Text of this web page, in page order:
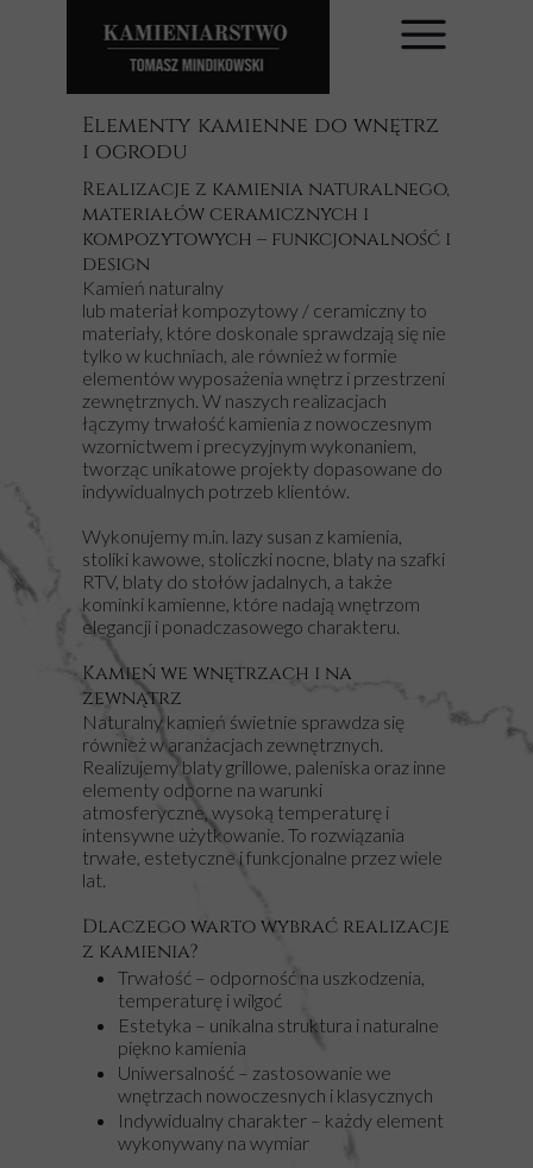
Realizacje z kamienia naturalnego,
materiałów ceramicznych i
kompozytowych – funkcjonalność i
design
Kamień naturalny
lub materiał kompozytowy / ceramiczny to
materiały, które doskonale sprawdzają się nie
tylko w kuchniach, ale również w formie
elementów wyposażenia wnętrz i przestrzeni
zewnętrznych. W naszych realizacjach
łączymy trwałość kamienia z nowoczesnym
wzornictwem i precyzyjnym wykonaniem,
tworząc unikatowe projekty dopasowane do
indywidualnych potrzeb klientów.
Wykonujemy m.in. lazy susan z kamienia,
stoliki kawowe, stoliczki nocne, blaty na szafki
RTV, blaty do stołów jadalnych, a także
kominki kamienne, które nadają wnętrzom
elegancji i ponadczasowego charakteru.
Kamień we wnętrzach i na
zewnątrz
Naturalny kamień świetnie sprawdza się
również w aranżacjach zewnętrznych.
Realizujemy blaty grillowe, paleniska oraz inne
elementy odporne na warunki
atmosferyczne, wysoką temperaturę i
intensywne użytkowanie. To rozwiązania
trwałe, estetyczne i funkcjonalne przez wiele
lat.
Dlaczego warto wybrać realizacje
z kamienia?
Trwałość – odporność na uszkodzenia,
temperaturę i wilgoć
Estetyka – unikalna struktura i naturalne
piękno kamienia
Uniwersalność – zastosowanie we
wnętrzach nowoczesnych i klasycznych
Indywidualny charakter – każdy element
wykonywany na wymiar
Elementy kamienne do wnętrz
i ogrodu